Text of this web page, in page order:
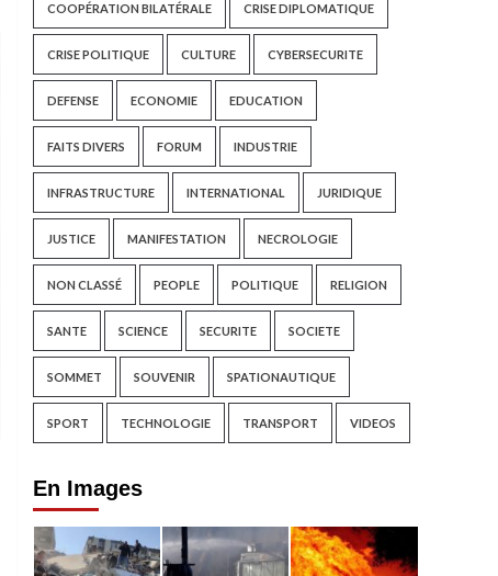
COOPÉRATION BILATÉRALE CRISE DIPLOMATIQUE
CRISE POLITIQUE CULTURE CYBERSECURITE
DEFENSE ECONOMIE EDUCATION
FAITS DIVERS FORUM INDUSTRIE
INFRASTRUCTURE INTERNATIONAL JURIDIQUE
JUSTICE MANIFESTATION NECROLOGIE
NON CLASSÉ PEOPLE POLITIQUE RELIGION
SANTE SCIENCE SECURITE SOCIETE
SOMMET SOUVENIR SPATIONAUTIQUE
SPORT TECHNOLOGIE TRANSPORT VIDEOS
En Images